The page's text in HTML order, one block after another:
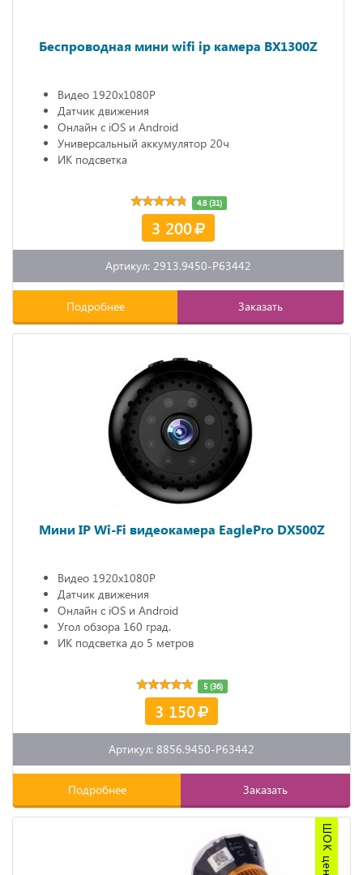
Беспроводная мини wifi ip камера BX1300Z
Видео 1920х1080P
Датчик движения
Онлайн с iOS и Android
Универсальный аккумулятор 20ч
ИК подсветка
4.8 (31)
3 200
Артикул: 2913.9450-P63442
Подробнее Заказать
Мини IP Wi-Fi видеокамера EaglePro DX500Z
Видео 1920х1080P
Датчик движения
Онлайн с iOS и Android
Угол обзора 160 град.
ИК подсветка до 5 метров
5 (36)
3 150
Артикул: 8856.9450-P63442
Подробнее Заказать